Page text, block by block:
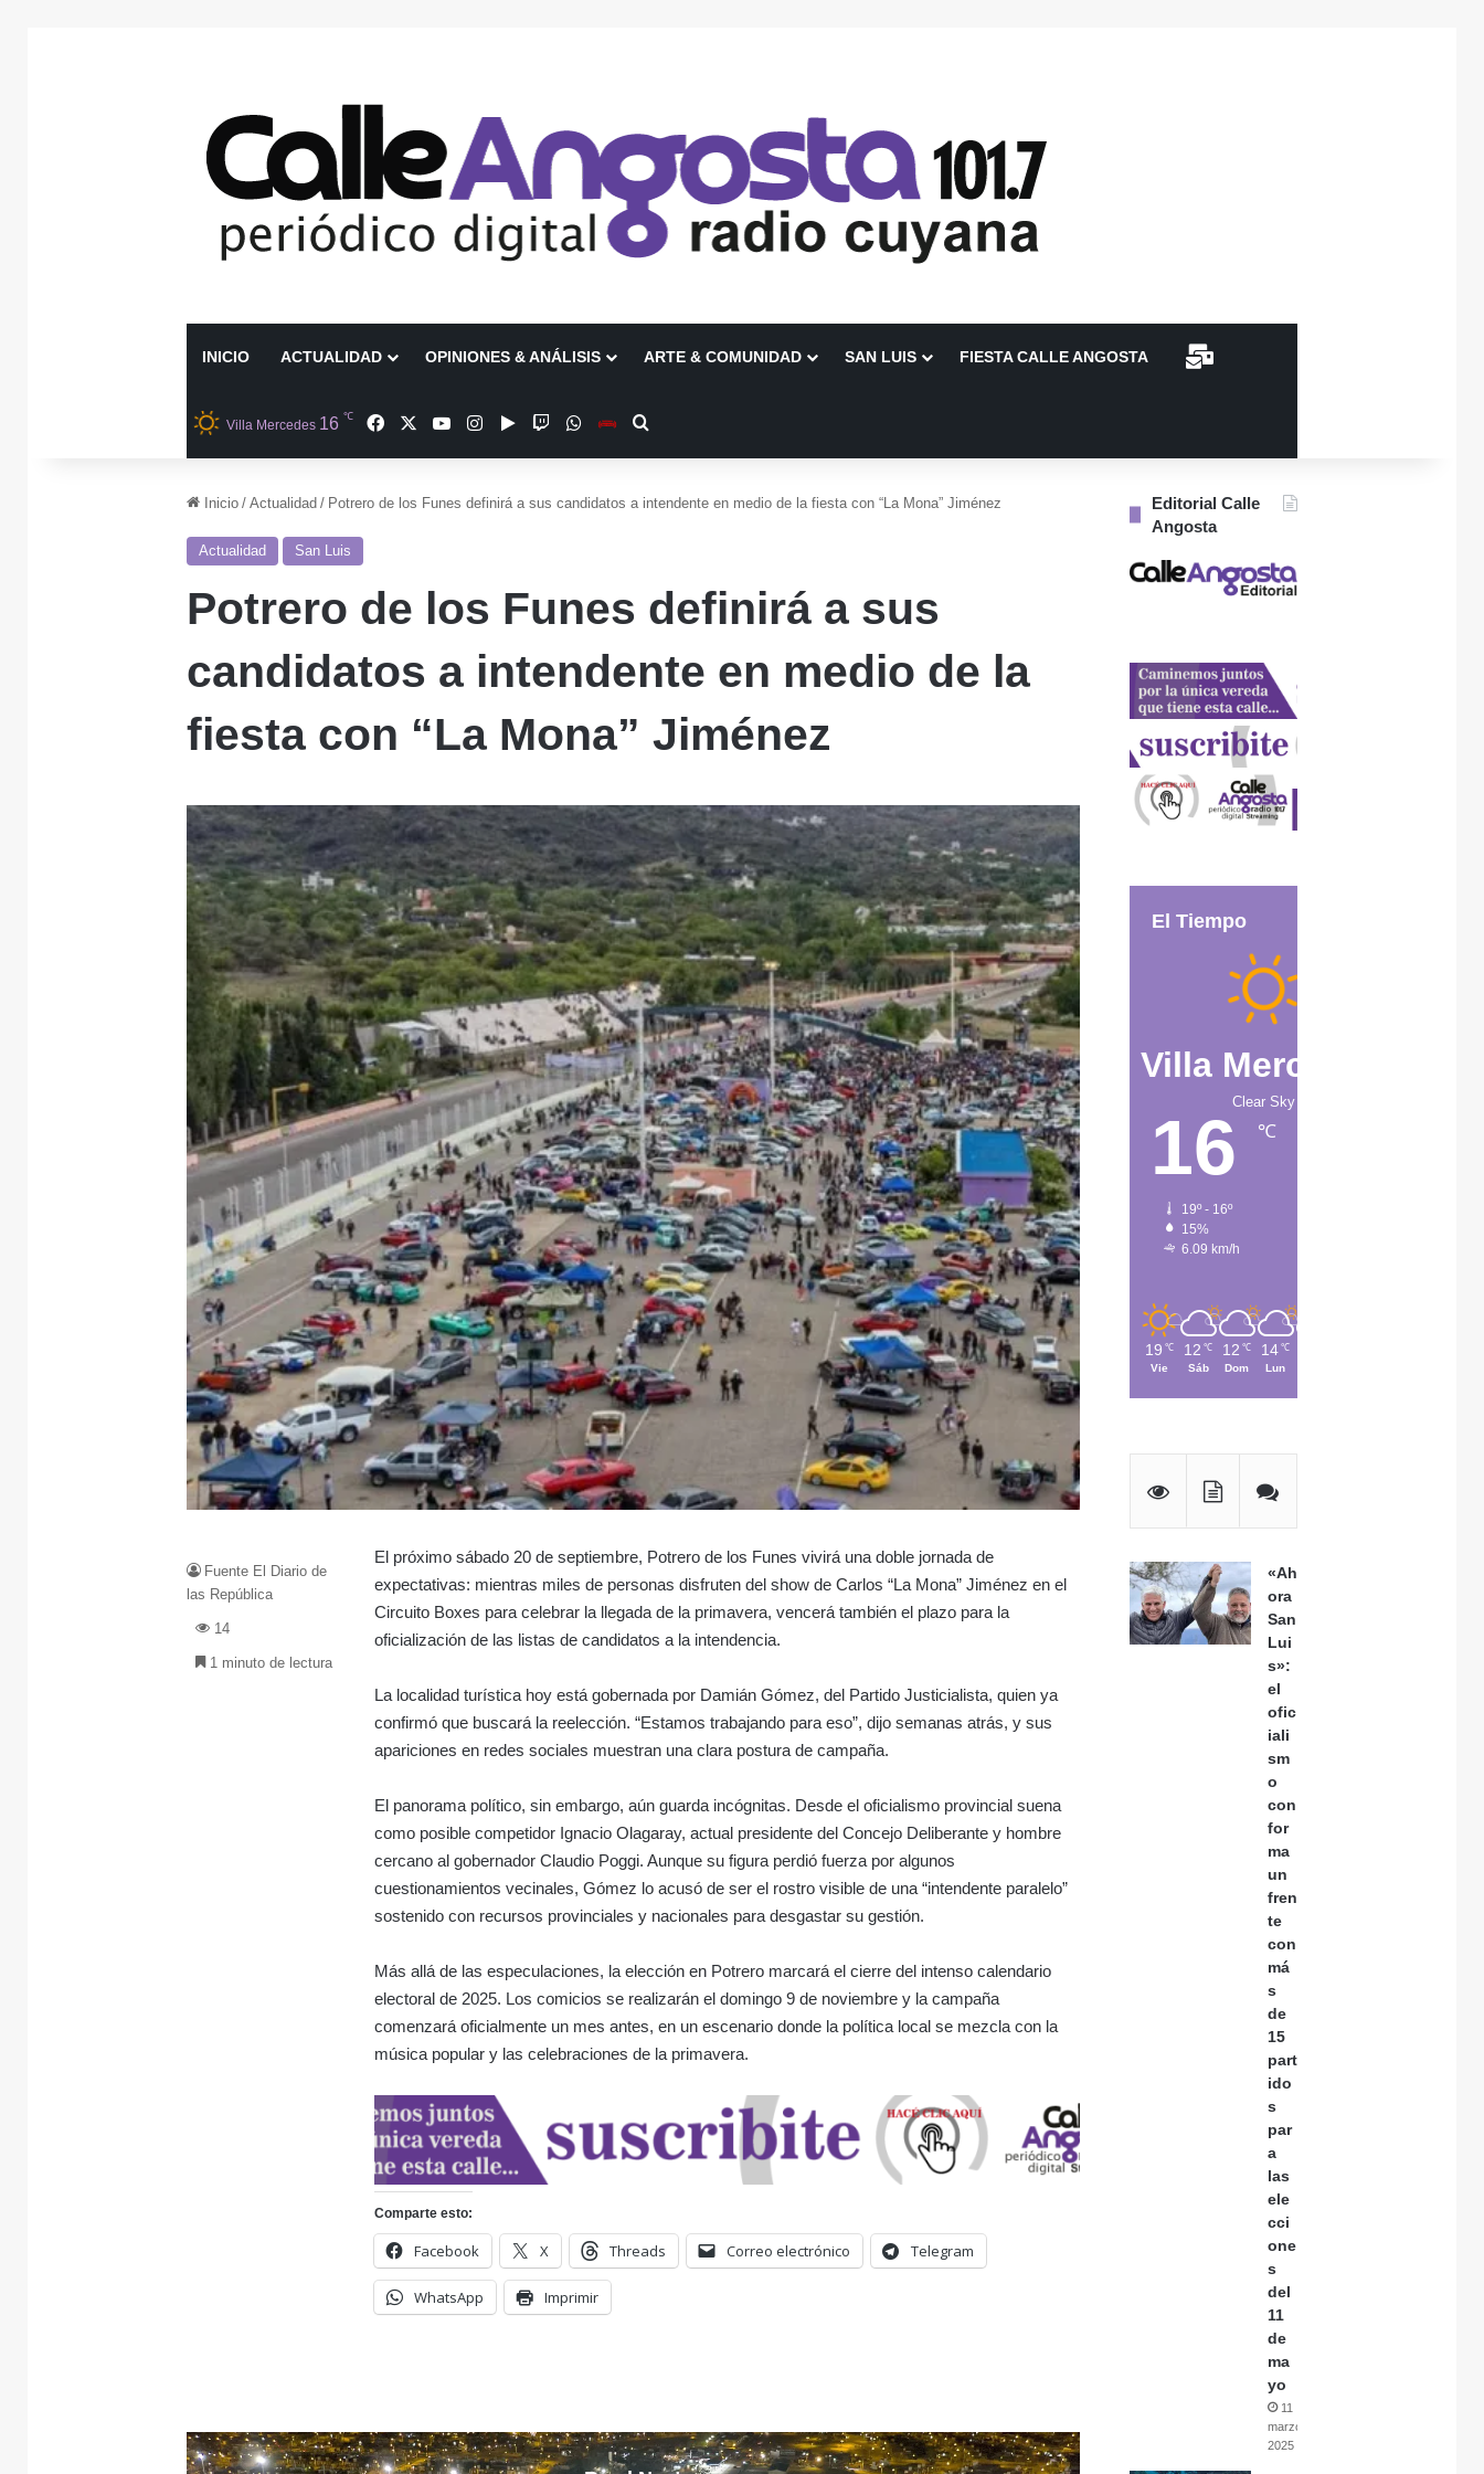
INICIO ACTUALIDAD OPINIONES & ANÁLISIS ARTE & COMUNIDAD SAN LUIS FIESTA CALLE ANGOSTA CONTACTO
Villa Mercedes 16 ℃ FacebookYouTubeInstagramGoogle Play
TwitchWhatsAppEscuchanos en Vivo
Inicio / Actualidad / Potrero de los Funes definirá a sus candidatos a intendente en medio de la fiesta con “La Mona” Jiménez
Actualidad San Luis
Potrero de los Funes definirá a sus
candidatos a intendente en medio de la
fiesta con “La Mona” Jiménez
El próximo sábado 20 de septiembre, Potrero de los Funes vivirá una doble jornada de
expectativas: mientras miles de personas disfruten del show de Carlos “La Mona” Jiménez en el
Circuito Boxes para celebrar la llegada de la primavera, vencerá también el plazo para la
oficialización de las listas de candidatos a la intendencia.
La localidad turística hoy está gobernada por Damián Gómez, del Partido Justicialista, quien ya
confirmó que buscará la reelección. “Estamos trabajando para eso”, dijo semanas atrás, y sus
apariciones en redes sociales muestran una clara postura de campaña.
El panorama político, sin embargo, aún guarda incógnitas. Desde el oficialismo provincial suena
como posible competidor Ignacio Olagaray, actual presidente del Concejo Deliberante y hombre
cercano al gobernador Claudio Poggi. Aunque su figura perdió fuerza por algunos
cuestionamientos vecinales, Gómez lo acusó de ser el rostro visible de una “intendente paralelo”
sostenido con recursos provinciales y nacionales para desgastar su gestión.
Más allá de las especulaciones, la elección en Potrero marcará el cierre del intenso calendario
electoral de 2025. Los comicios se realizarán el domingo 9 de noviembre y la campaña
comenzará oficialmente un mes antes, en un escenario donde la política local se mezcla con la
música popular y las celebraciones de la primavera.
Comparte esto:
Facebook X Threads Correo electrónico Telegram
WhatsApp Imprimir
Fuente El Diario de
las República
14
1 minuto de lectura
Editorial Calle
Angosta
El Tiempo
Villa Mercedes
Clear Sky
16 ℃
19º - 16º
15%
6.09 km/h
19 ℃
Vie
12 ℃
Sáb
12 ℃
Dom
14 ℃
Lun
«Ah
ora
San
Lui
s»:
el
ofic
iali
sm
o
con
for
ma
un
fren
te
con
má
s
de
15
part
ido
s
par
a
las
ele
cci
one
s
del
11
de
ma
yo
11
marzo,
2025